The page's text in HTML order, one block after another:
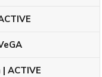
ACTIVE